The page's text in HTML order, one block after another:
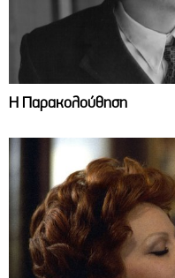
Η Παρακολούθηση